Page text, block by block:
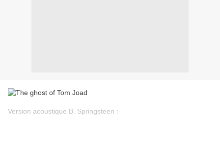
Version acoustique B. Springsteen :